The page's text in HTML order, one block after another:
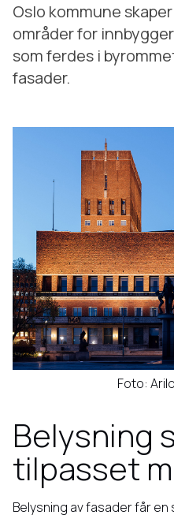
Oslo kommune
områder for
som ferdes i
fasader.
Foto:
Belysning
tilpasset
Belysning av fasader får